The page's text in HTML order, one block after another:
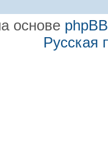
основе phpBB
Русская